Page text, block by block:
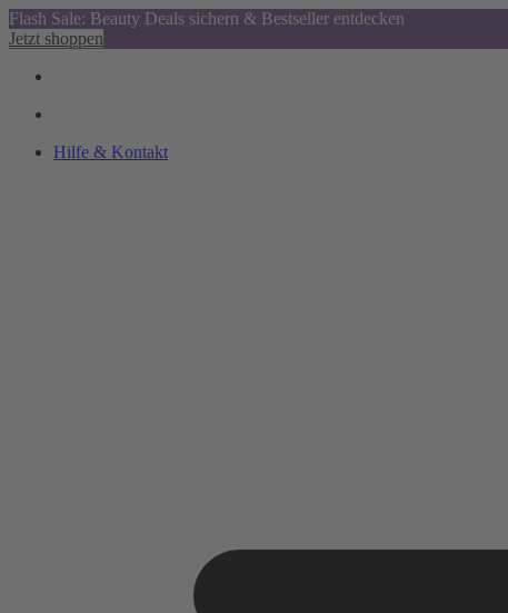
Flash Sale: Beauty Deals sichern & Bestseller entdecken
Jetzt shoppen
Hilfe & Kontakt